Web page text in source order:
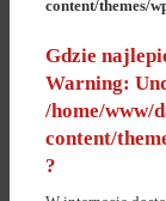
content/themes/
Gdzie
Warning:
/home/www/
content/
?